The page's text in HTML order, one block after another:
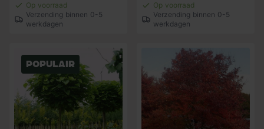
Op voorraad
Verzending binnen 0-5
werkdagen
Op voorraad
Verzending binnen 0-5
werkdagen
Populair